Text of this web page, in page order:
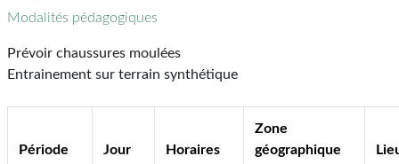
Modalités pédagogiques
Prévoir chaussures moulées
Entrainement sur terrain synthétique
Période Jour Horaires
Zone
géographique